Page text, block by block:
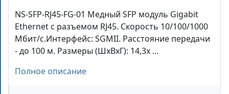
NS-SFP-RJ45-FG-01 Медный SFP модуль Gigabit
Ethernet с разъемом RJ45. Скорость 10/100/1000
Мбит/с.Интерфейс: SGMII. Расстояние передачи
- до 100 м. Размеры (ШхВхГ): 14,3x ...
Полное описание